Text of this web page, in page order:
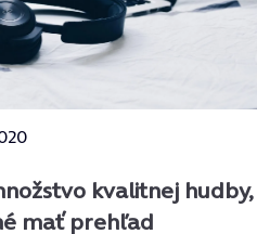
kvalitnej hudby,
mať prehľad